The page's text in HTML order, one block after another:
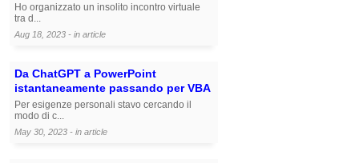
Ho organizzato un insolito incontro virtuale
tra d...
Aug 18, 2023 - in article
Da ChatGPT a PowerPoint
istantaneamente passando per VBA
Per esigenze personali stavo cercando il
modo di c...
May 30, 2023 - in article